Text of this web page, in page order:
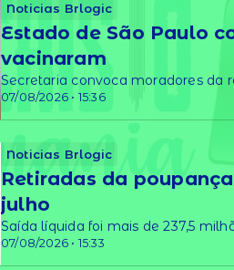
Noticias Brlogic
07/08/2026 • 15:36
Estado de São Paulo
vacinaram
Secretaria convoca moradores da
Noticias Brlogic
07/08/2026 • 15:33
Retiradas da
julho
Saída líquida foi mais de 237,5